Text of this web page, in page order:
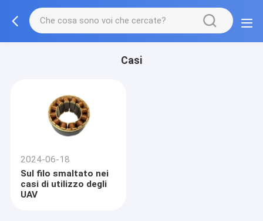
Casi
2024-06-18
Sul filo smaltato nei
casi di utilizzo degli
UAV